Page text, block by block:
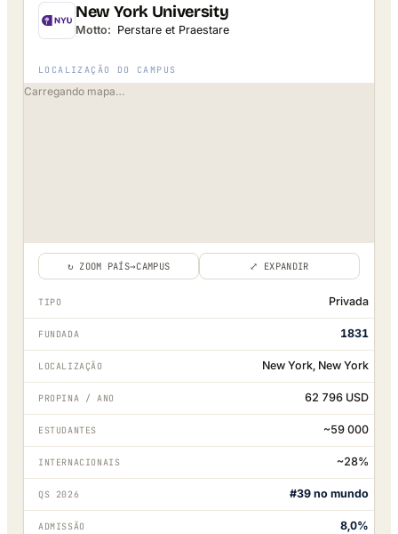
New York University
Motto: Perstare et Praestare
LOCALIZAÇÃO DO CAMPUS
Carregando mapa…
↻ ZOOM PAÍS→CAMPUS ⤢ EXPANDIR
TIPO Privada
FUNDADA 1831
LOCALIZAÇÃO New York, New York
PROPINA / ANO 62 796 USD
ESTUDANTES ~59 000
INTERNACIONAIS ~28%
QS 2026 #39 no mundo
ADMISSÃO 8,0%